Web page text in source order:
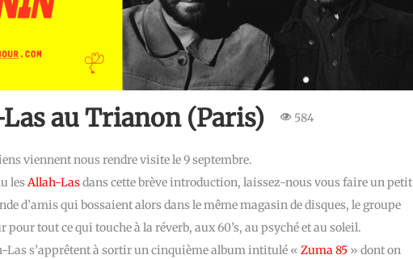
au Trianon (Paris) 584
viennent nous rendre visite le 9 septembre.
les Allah-Lasdans cette brève introduction, laissez-nous vous faire un petit
d’amis qui bossaient alors dans le même magasin de disques, le groupe
pour tout ce qui touche à la réverb, aux 60’s, au psyché et au soleil.
Las s’apprêtent à sortir un cinquième album intitulé « Zuma 85 » dont on